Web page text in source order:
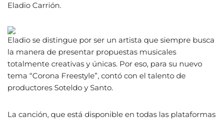
Eladio Carrión.
Eladio se distingue por ser un artista que siempre busca
la manera de presentar propuestas musicales
totalmente creativas y únicas. Por eso, para su nuevo
tema “Corona Freestyle”, contó con el talento de
productores Soteldo y Santo.
La canción, que está disponible en todas las plataformas